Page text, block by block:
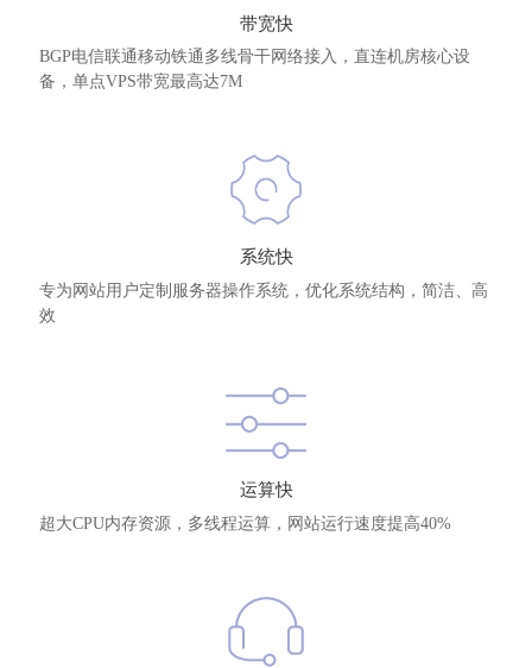
带宽快
BGP电信联通移动铁通多线骨干网络接入，直连机房核心设
备，单点VPS带宽最高达7M
系统快
专为网站用户定制服务器操作系统，优化系统结构，简洁、高
效
运算快
超大CPU内存资源，多线程运算，网站运行速度提高40%